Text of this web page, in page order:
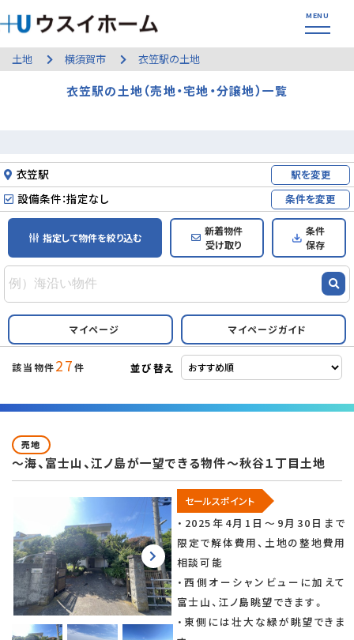
土地 横須賀市 衣笠駅の土地
衣笠駅の土地（売地・宅地・分譲地）一覧
衣笠駅 駅を変更
設備条件：指定なし 条件を変更
指定して物件を絞り込む
新着物件
受け取り
条件
保存
マイページ マイページガイド
該当物件27件 並び替え
売地
～海、富士山、江ノ島が一望できる物件～秋谷１丁目土地
セールスポイント
・2025年4月1日～9月30日まで
限定で解体費用、土地の整地費用
相談可能
・西側オーシャンビューに加えて
富士山、江ノ島眺望できます。
・東側には壮大な緑が眺望できま